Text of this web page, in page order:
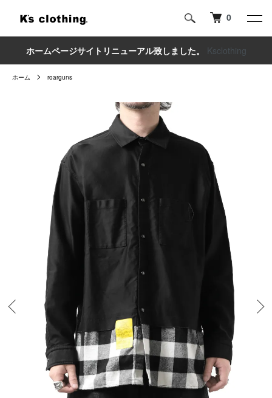
0
ホームページサイトリニューアル致しました。 Ksclothing
ホーム roarguns